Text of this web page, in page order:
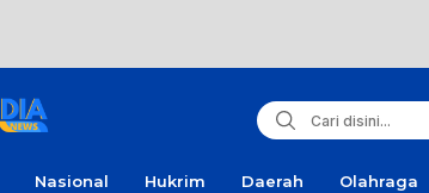
Nasional Hukrim Daerah Olahraga